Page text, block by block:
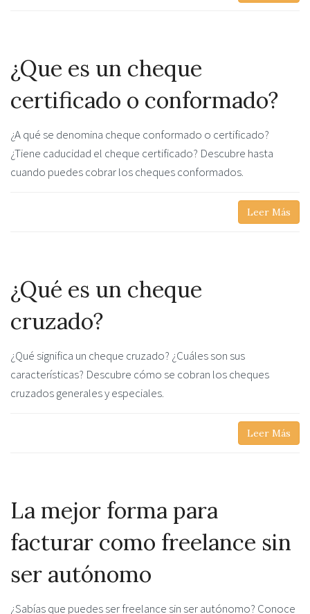
¿Que es un cheque
certificado o conformado?
¿A qué se denomina cheque conformado o certificado?
¿Tiene caducidad el cheque certificado? Descubre hasta
cuando puedes cobrar los cheques conformados.
Leer Más
¿Qué es un cheque
cruzado?
¿Qué significa un cheque cruzado? ¿Cuáles son sus
características? Descubre cómo se cobran los cheques
cruzados generales y especiales.
Leer Más
La mejor forma para
facturar como freelance sin
ser autónomo
¿Sabías que puedes ser freelance sin ser autónomo? Conoce